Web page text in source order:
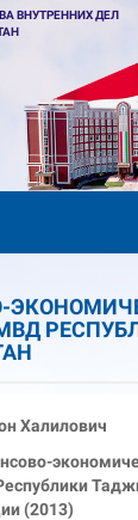
ВНУТРЕННИХ ДЕЛ
Халилович
(2013)